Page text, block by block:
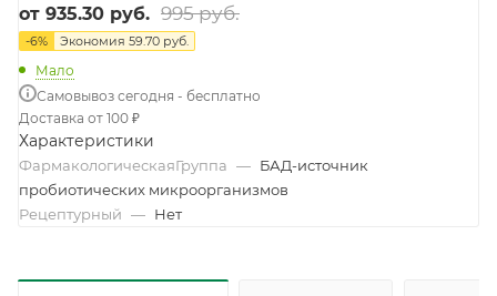
от 935.30 руб. 995 руб.
-6% Экономия 59.70 руб.
Мало
Самовывоз сегодня - бесплатно
Доставка от 100 ₽
Характеристики
ФармакологическаяГруппа — БАД-источник
пробиотических микроорганизмов
Рецептурный — Нет